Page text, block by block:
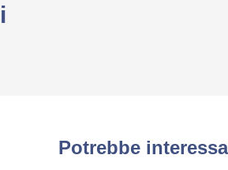
Potrebbe